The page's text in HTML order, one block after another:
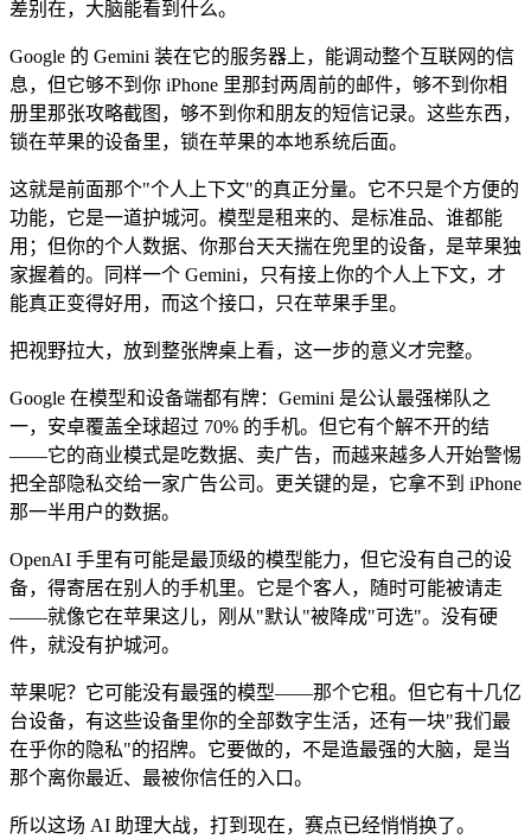
差别在，大脑能看到什么。
Google 的 Gemini 装在它的服务器上，能调动整个互联网的信
息，但它够不到你 iPhone 里那封两周前的邮件，够不到你相
册里那张攻略截图，够不到你和朋友的短信记录。这些东西，
锁在苹果的设备里，锁在苹果的本地系统后面。
这就是前面那个"个人上下文"的真正分量。它不只是个方便的
功能，它是一道护城河。模型是租来的、是标准品、谁都能
用；但你的个人数据、你那台天天揣在兜里的设备，是苹果独
家握着的。同样一个 Gemini，只有接上你的个人上下文，才
能真正变得好用，而这个接口，只在苹果手里。
把视野拉大，放到整张牌桌上看，这一步的意义才完整。
Google 在模型和设备端都有牌：Gemini 是公认最强梯队之
一，安卓覆盖全球超过 70% 的手机。但它有个解不开的结
——它的商业模式是吃数据、卖广告，而越来越多人开始警惕
把全部隐私交给一家广告公司。更关键的是，它拿不到 iPhone
那一半用户的数据。
OpenAI 手里有可能是最顶级的模型能力，但它没有自己的设
备，得寄居在别人的手机里。它是个客人，随时可能被请走
——就像它在苹果这儿，刚从"默认"被降成"可选"。没有硬
件，就没有护城河。
苹果呢？它可能没有最强的模型——那个它租。但它有十几亿
台设备，有这些设备里你的全部数字生活，还有一块"我们最
在乎你的隐私"的招牌。它要做的，不是造最强的大脑，是当
那个离你最近、最被你信任的入口。
所以这场 AI 助理大战，打到现在，赛点已经悄悄换了。